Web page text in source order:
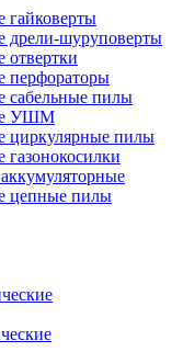
гайковерты
дрели-шуруповерты
отвертки
перфораторы
сабельные пилы
УШМ
циркулярные пилы
цепные пилы